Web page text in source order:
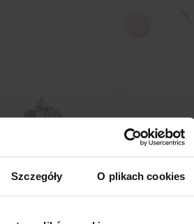
Szczegóły O plikach cookies